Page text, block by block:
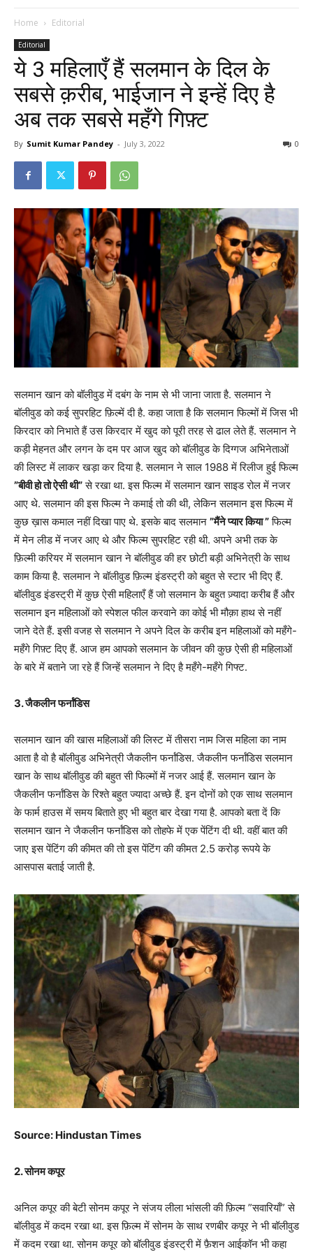
Home Editorial
Editorial
ये 3 महिलाएँ हैं सलमान के दिल के
सबसे क़रीब, भाईजान ने इन्हें दिए है
अब तक सबसे महँगे गिफ़्ट
By Sumit Kumar Pandey - July 3, 2022 0
सलमान खान को बॉलीवुड में दबंग के नाम से भी जाना जाता है. सलमान ने
बॉलीवुड को कई सुपरहिट फ़िल्में दी है. कहा जाता है कि सलमान फिल्मों में जिस भी
किरदार को निभाते हैं उस किरदार में खुद को पूरी तरह से ढाल लेते हैं. सलमान ने
कड़ी मेहनत और लगन के दम पर आज खुद को बॉलीवुड के दिग्गज अभिनेताओं
की लिस्ट में लाकर खड़ा कर दिया है. सलमान ने साल 1988 में रिलीज हुई फिल्म
”बीवी हो तो ऐसी थी”से रखा था. इस फिल्म में सलमान खान साइड रोल में नजर
आए थे. सलमान की इस फिल्म ने कमाई तो की थी, लेकिन सलमान इस फिल्म में
कुछ ख़ास कमाल नहीं दिखा पाए थे. इसके बाद सलमान ”मैंने प्यार किया ”फिल्म
में मेन लीड में नजर आए थे और फिल्म सुपरहिट रही थी. अपने अभी तक के
फ़िल्मी करियर में सलमान खान ने बॉलीवुड की हर छोटी बड़ी अभिनेत्री के साथ
काम किया है. सलमान ने बॉलीवुड फ़िल्म इंडस्ट्री को बहुत से स्टार भी दिए हैं.
बॉलीवुड इंडस्ट्री में कुछ ऐसी महिलाएँ हैं जो सलमान के बहुत ज़्यादा करीब हैं और
सलमान इन महिलाओं को स्पेशल फील करवाने का कोई भी मौक़ा हाथ से नहीं
जाने देते हैं. इसी वजह से सलमान ने अपने दिल के करीब इन महिलाओं को महँगे-
महँगे गिफ़्ट दिए हैं. आज हम आपको सलमान के जीवन की कुछ ऐसी ही महिलाओं
के बारे में बताने जा रहे हैं जिन्हें सलमान ने दिए है महँगे-महँगे गिफ्ट.
3. जैकलीन फर्नांडिस
सलमान खान की खास महिलाओं की लिस्ट में तीसरा नाम जिस महिला का नाम
आता है वो है बॉलीवुड अभिनेत्री जैकलीन फर्नांडिस. जैकलीन फर्नांडिस सलमान
खान के साथ बॉलीवुड की बहुत सी फिल्मों में नजर आई हैं. सलमान खान के
जैकलीन फर्नांडिस के रिश्ते बहुत ज्यादा अच्छे हैं. इन दोनों को एक साथ सलमान
के फार्म हाउस में समय बिताते हुए भी बहुत बार देखा गया है. आपको बता दें कि
सलमान खान ने जैकलीन फर्नांडिस को तोहफे में एक पेंटिंग दी थी. वहीं बात की
जाए इस पेंटिंग की कीमत की तो इस पेंटिंग की कीमत 2.5 करोड़ रूपये के
आसपास बताई जाती है.
Source: Hindustan Times
2. सोनम कपूर
अनिल कपूर की बेटी सोनम कपूर ने संजय लीला भांसली की फ़िल्म ”सवारियाँ” से
बॉलीवुड में कदम रखा था. इस फ़िल्म में सोनम के साथ रणबीर कपूर ने भी बॉलीवुड
में कदम रखा था. सोनम कपूर को बॉलीवुड इंडस्ट्री में फ़ैशन आईकॉन भी कहा